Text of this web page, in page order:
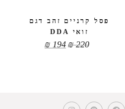
פסל קרניים זהב דגם
זואי DDA
₪220
₪ 194